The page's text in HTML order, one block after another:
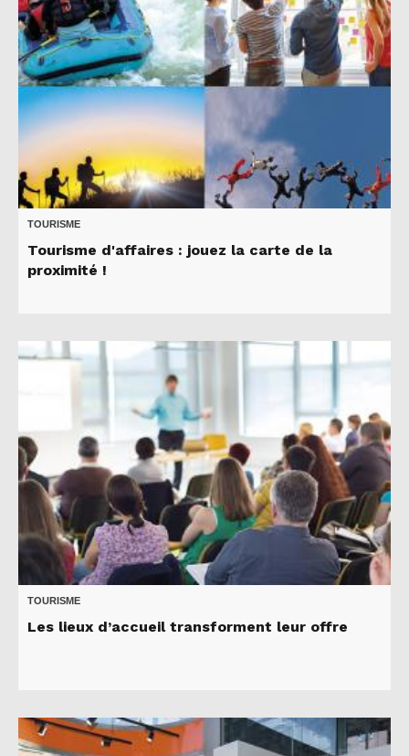
TOURISME
Tourisme d'affaires : jouez la carte de la
proximité !
TOURISME
Les lieux d’accueil transforment leur offre